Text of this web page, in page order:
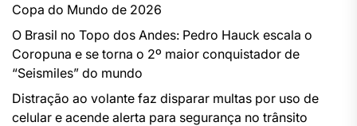
Copa do Mundo de 2026
O Brasil no Topo dos Andes: Pedro Hauck escala o
Coropuna e se torna o 2º maior conquistador de
“Seismiles” do mundo
Distração ao volante faz disparar multas por uso de
celular e acende alerta para segurança no trânsito